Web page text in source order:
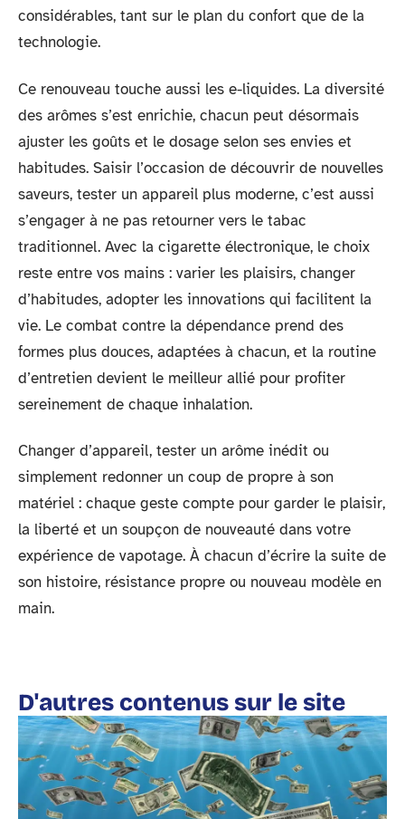
considérables, tant sur le plan du confort que de la
technologie.
Ce renouveau touche aussi les e-liquides. La diversité
des arômes s’est enrichie, chacun peut désormais
ajuster les goûts et le dosage selon ses envies et
habitudes. Saisir l’occasion de découvrir de nouvelles
saveurs, tester un appareil plus moderne, c’est aussi
s’engager à ne pas retourner vers le tabac
traditionnel. Avec la cigarette électronique, le choix
reste entre vos mains : varier les plaisirs, changer
d’habitudes, adopter les innovations qui facilitent la
vie. Le combat contre la dépendance prend des
formes plus douces, adaptées à chacun, et la routine
d’entretien devient le meilleur allié pour profiter
sereinement de chaque inhalation.
Changer d’appareil, tester un arôme inédit ou
simplement redonner un coup de propre à son
matériel : chaque geste compte pour garder le plaisir,
la liberté et un soupçon de nouveauté dans votre
expérience de vapotage. À chacun d’écrire la suite de
son histoire, résistance propre ou nouveau modèle en
main.
D'autres contenus sur le site